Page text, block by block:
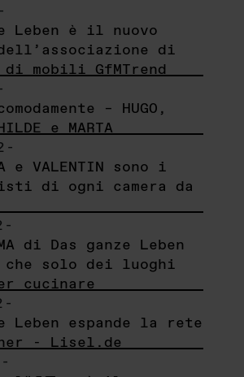
Leben è il nuovo
di
mobili GfMTrend
– HUGO,
e MARTA
-
e VALENTIN sono i
di ogni camera da
-
di Das ganze Leben
che solo dei luoghi
cucinare
-
Leben espande la rete
- Lisel.de